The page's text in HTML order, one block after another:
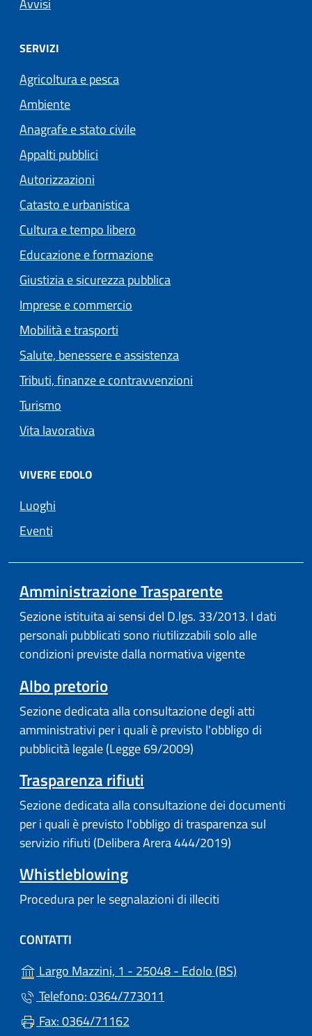
SERVIZI
Agricoltura e pesca
Ambiente
Anagrafe e stato civile
Appalti pubblici
Autorizzazioni
Catasto e urbanistica
Cultura e tempo libero
Educazione e formazione
Giustizia e sicurezza pubblica
Imprese e commercio
Mobilità e trasporti
Salute, benessere e assistenza
Tributi, finanze e contravvenzioni
Turismo
Vita lavorativa
VIVERE EDOLO
Luoghi
Eventi
Amministrazione Trasparente
Sezione istituita ai sensi del D.lgs. 33/2013. I dati
personali pubblicati sono riutilizzabili solo alle
condizioni previste dalla normativa vigente
Albo pretorio
Sezione dedicata alla consultazione degli atti
amministrativi per i quali è previsto l'obbligo di
pubblicità legale (Legge 69/2009)
Trasparenza rifiuti
Sezione dedicata alla consultazione dei documenti
per i quali è previsto l'obbligo di trasparenza sul
servizio rifiuti (Delibera Arera 444/2019)
Whistleblowing
Procedura per le segnalazioni di illeciti
CONTATTI
Largo Mazzini, 1 - 25048 - Edolo (BS)
Telefono: 0364/773011
Fax: 0364/71162